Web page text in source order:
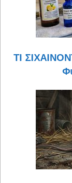
ΤΙ